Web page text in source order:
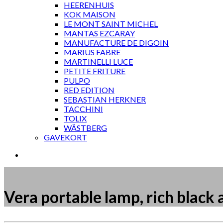
HEERENHUIS
KOK MAISON
LE MONT SAINT MICHEL
MANTAS EZCARAY
MANUFACTURE DE DIGOIN
MARIUS FABRE
MARTINELLI LUCE
PETITE FRITURE
PULPO
RED EDITION
SEBASTIAN HERKNER
TACCHINI
TOLIX
WÄSTBERG
GAVEKORT
Vera portable lamp, rich black